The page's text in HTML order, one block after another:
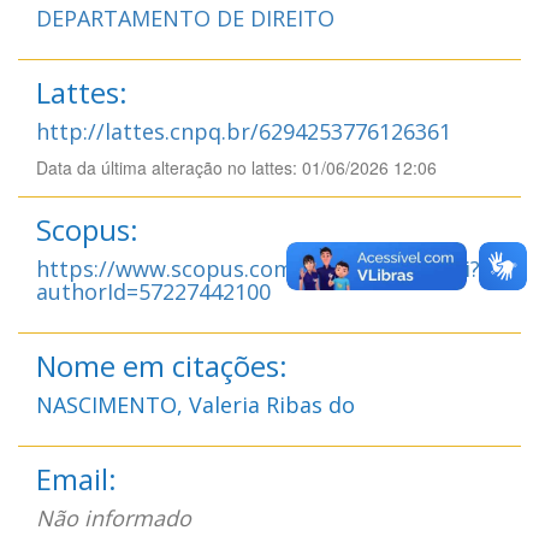
DEPARTAMENTO DE DIREITO
Lattes:
http://lattes.cnpq.br/6294253776126361
Data da última alteração no lattes: 01/06/2026 12:06
Scopus:
https://www.scopus.com/authid/detail.uri?
authorId=57227442100
Nome em citações:
NASCIMENTO, Valeria Ribas do
Email:
Não informado